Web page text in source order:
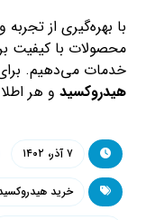
با بهره‌گیری از
محصولات با کیفیت
خدمات می‌دهیم.
هیدروکسید و هر
۷ آذر، ۱۴۰۲
خرید